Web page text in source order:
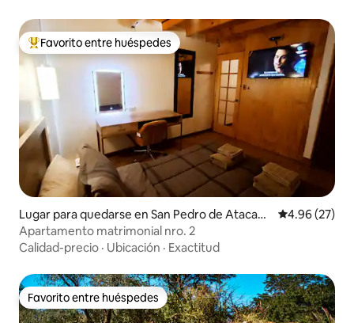
Favorito entre huéspedes preferido
Favorito entre huéspedes
Lugar para quedarse en San Pedro de Atacam
a
Calificación
4.96 (27)
Apartamento matrimonial nro. 2
Calidad-precio · Ubicación · Exactitud
Favorito entre huéspedes
Favorito entre huéspedes